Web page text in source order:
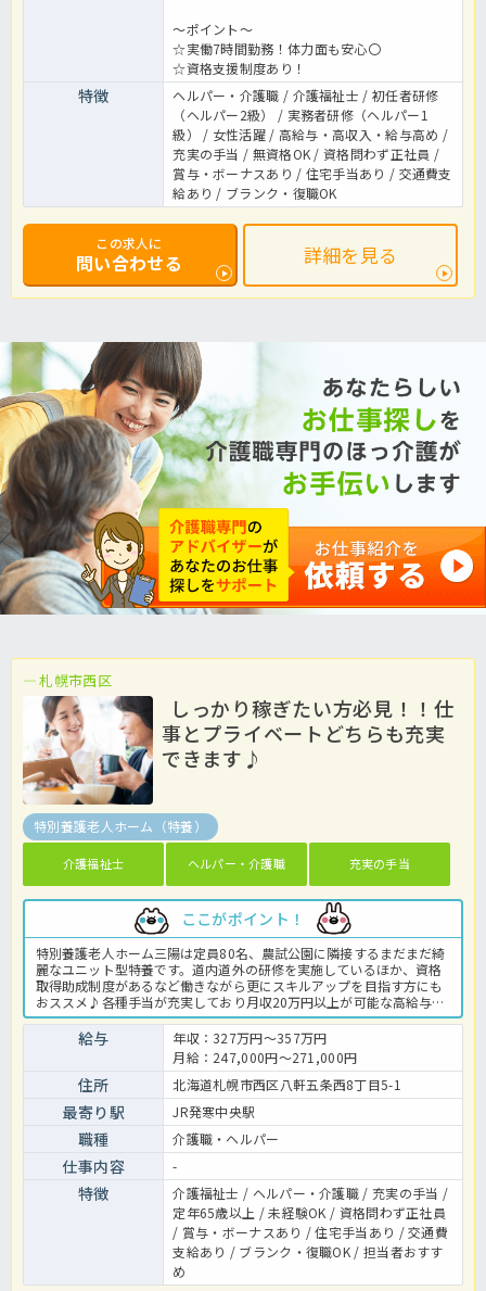
～ポイント～
☆実働7時間勤務！体力面も安心〇
☆資格支援制度あり！
特徴
ヘルパー・介護職 / 介護福祉士 / 初任者研修
（ヘルパー2級） / 実務者研修（ヘルパー1
級） / 女性活躍 / 高給与・高収入・給与高め /
充実の手当 / 無資格OK / 資格問わず正社員 /
賞与・ボーナスあり / 住宅手当あり / 交通費支
給あり / ブランク・復職OK
この求人に
問い合わせる 詳細を見る
札幌市西区
しっかり稼ぎたい方必見！！仕
事とプライベートどちらも充実
できます♪
特別養護老人ホーム（特養）
介護福祉士 ヘルパー・介護職 充実の手当
ここがポイント！
特別養護老人ホーム三陽は定員80名、農試公園に隣接するまだまだ綺
麗なユニット型特養です。道内道外の研修を実施しているほか、資格
取得助成制度があるなど働きながら更にスキルアップを目指す方にも
おススメ♪各種手当が充実しており月収20万円以上が可能な高給与求
人です☆札幌市ワークライフバランスplus認証企業で一緒に楽しく働
きませんか？まずはほっ介護までお問い合わせくださいね。特養での
介護業務全般です。 ＜介護職 契約職員 特養の求人＞
給与
年収：327万円～357万円
月給：247,000円～271,000円
住所 北海道札幌市西区八軒五条西8丁目5-1
最寄り駅 JR発寒中央駅
職種 介護職・ヘルパー
仕事内容 -
特徴
介護福祉士 / ヘルパー・介護職 / 充実の手当 /
定年65歳以上 / 未経験OK / 資格問わず正社員
/ 賞与・ボーナスあり / 住宅手当あり / 交通費
支給あり / ブランク・復職OK / 担当者おすす
め